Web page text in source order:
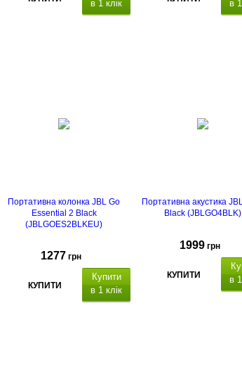
в 1 клік
в
Портативна колонка JBL Go
Essential 2 Black
(JBLGOES2BLKEU)
1277 грн
КУПИТИ
Купити
в 1 клік
Портативна акустика
Black (JBLGO4BLK)
1999 грн
КУПИТИ
в